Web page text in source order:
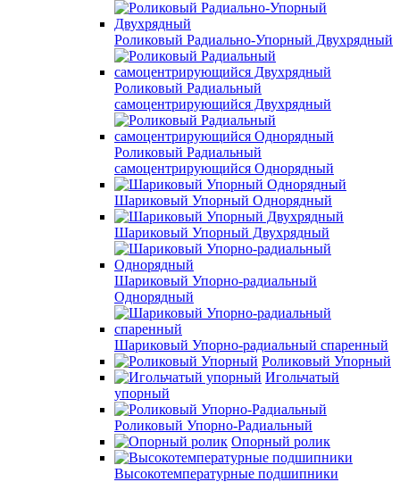
Роликовый Радиально-Упорный Двухрядный
Роликовый Радиальный
самоцентрирующийся Двухрядный
Роликовый Радиальный
самоцентрирующийся Однорядный
Шариковый Упорный Однорядный
Шариковый Упорный Двухрядный
Шариковый Упорно-радиальный
Однорядный
Шариковый Упорно-радиальный спаренный
Роликовый Упорный
Игольчатый
упорный
Роликовый Упорно-Радиальный
Опорный ролик
Высокотемпературные подшипники